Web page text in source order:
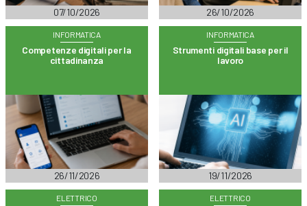
07/10/2026 26/10/2026
INFORMATICA
Competenze digitali per la
cittadinanza
26/11/2026
INFORMATICA
Strumenti digitali base per il
lavoro
19/11/2026
ELETTRICO ELETTRICO